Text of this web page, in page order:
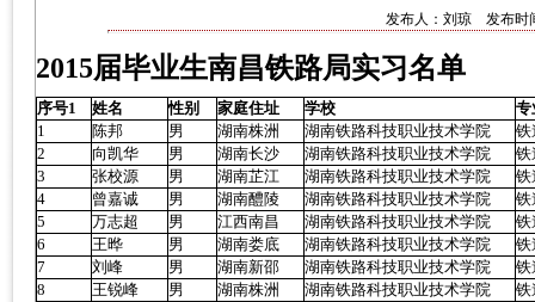
发布人：刘琼 发布时
2015届毕业生南昌铁路局实习名单
序号1 姓名 性别 家庭住址 学校
专
1
陈邦 男 湖南株洲 湖南铁路科技职业技术学院
铁
2
向凯华 男 湖南长沙 湖南铁路科技职业技术学院
铁
3
张校源 男 湖南芷江 湖南铁路科技职业技术学院
铁
4
曾嘉诚 男 湖南醴陵 湖南铁路科技职业技术学院
铁
5
万志超 男 江西南昌 湖南铁路科技职业技术学院
铁
6
王晔 男 湖南娄底 湖南铁路科技职业技术学院
铁
7
刘峰 男 湖南新邵 湖南铁路科技职业技术学院
铁
8
王锐峰 男 湖南株洲 湖南铁路科技职业技术学院
铁